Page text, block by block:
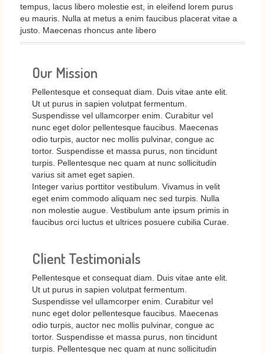
tempus, lacus libero molestie est, in eleifend lorem purus
eu mauris. Nulla at metus a enim faucibus placerat vitae a
justo. Maecenas rhoncus ante libero
Our Mission
Pellentesque et consequat diam. Duis vitae ante elit.
Ut ut purus in sapien volutpat fermentum.
Suspendisse vel ullamcorper enim. Curabitur vel
nunc eget dolor pellentesque faucibus. Maecenas
odio turpis, auctor nec mollis pulvinar, congue ac
tortor. Suspendisse et massa purus, non tincidunt
turpis. Pellentesque nec quam at nunc sollicitudin
varius sit amet eget sapien.
Integer varius porttitor vestibulum. Vivamus in velit
eget enim commodo aliquam nec sed turpis. Nulla
non molestie augue. Vestibulum ante ipsum primis in
faucibus orci luctus et ultrices posuere cubilia Curae.
Client Testimonials
Pellentesque et consequat diam. Duis vitae ante elit.
Ut ut purus in sapien volutpat fermentum.
Suspendisse vel ullamcorper enim. Curabitur vel
nunc eget dolor pellentesque faucibus. Maecenas
odio turpis, auctor nec mollis pulvinar, congue ac
tortor. Suspendisse et massa purus, non tincidunt
turpis. Pellentesque nec quam at nunc sollicitudin